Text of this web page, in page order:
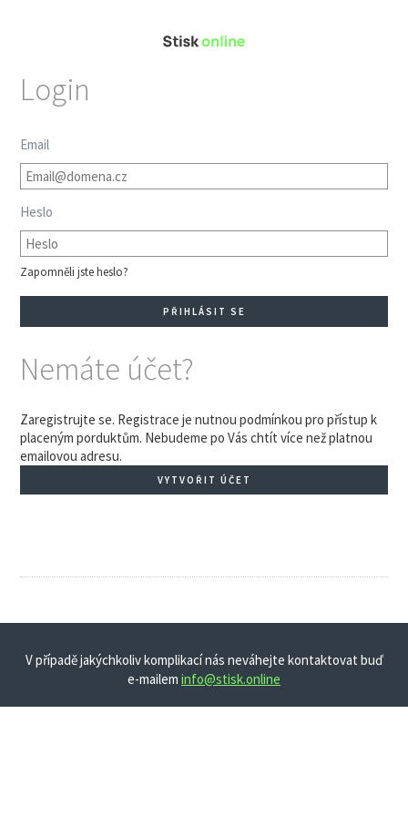
Login
Email
Heslo
Zapomněli jste heslo?
Nemáte účet?
Zaregistrujte se. Registrace je nutnou podmínkou pro přístup k
placeným porduktům. Nebudeme po Vás chtít více než platnou
emailovou adresu.
VYTVOŘIT ÚČET
V případě jakýchkoliv komplikací nás neváhejte kontaktovat buď
e-mailem info@stisk.online